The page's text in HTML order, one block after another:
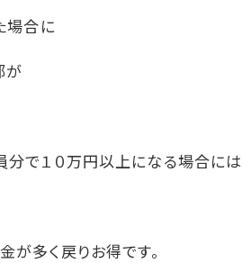
場合に
が
分で１０万円以上になる場合には
多く戻りお得です。